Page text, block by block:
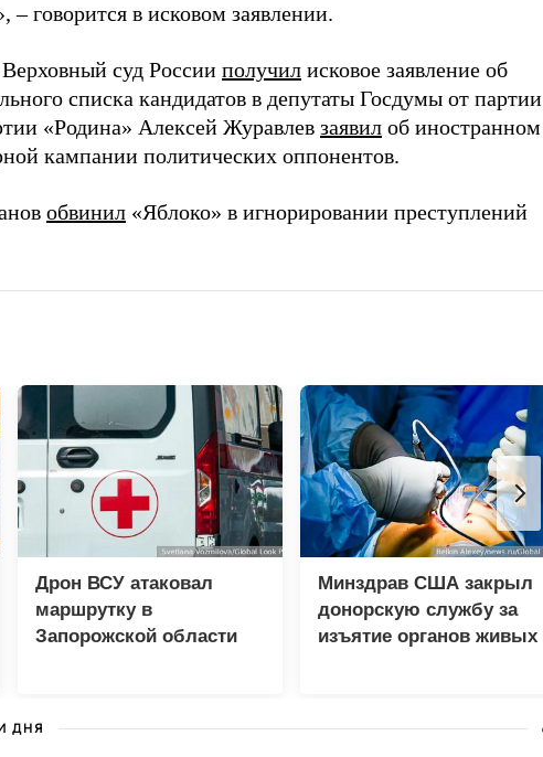
говорится в исковом заявлении.
суд России получил исковое заявление об
списка кандидатов в депутаты Госдумы от партии
«Родина» Алексей Журавлев заявил об иностранном
кампании политических оппонентов.
обвинил «Яблоко» в игнорировании преступлений
Дрон ВСУ атаковал
маршрутку в
Запорожской области
Минздрав США закрыл
донорскую службу за
изъятие органов живых
ДНЯ